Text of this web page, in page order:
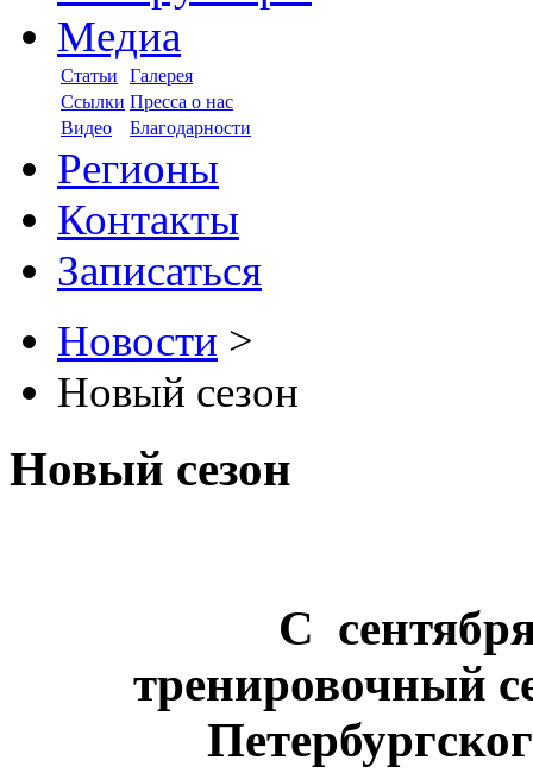
Медиа
Статьи
Галерея
Ссылки Пресса о нас
Видео
Благодарности
Регионы
Контакты
Записаться
Новости >
Новый сезон
Новый сезон
С
тренировочный